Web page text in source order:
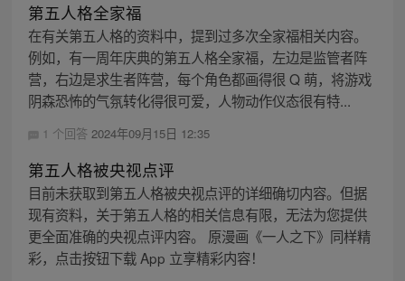
第五人格全家福
在有关第五人格的资料中，提到过多次全家福相关内容。
例如，有一周年庆典的第五人格全家福，左边是监管者阵
营，右边是求生者阵营，每个角色都画得很 Q 萌，将游戏
阴森恐怖的气氛转化得很可爱，人物动作仪态很有特...
1 个回答 2024年09月15日 12:35
第五人格被央视点评
目前未获取到第五人格被央视点评的详细确切内容。但据
现有资料，关于第五人格的相关信息有限，无法为您提供
更全面准确的央视点评内容。 原漫画《一人之下》同样精
彩，点击按钮下载 App 立享精彩内容！